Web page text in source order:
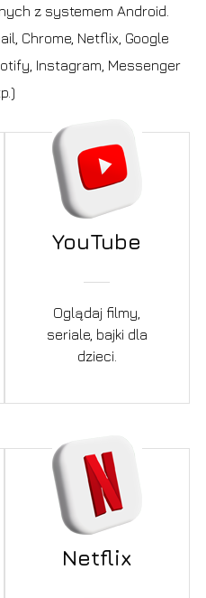
z systemem Android.
Chrome, Netflix, Google
Instagram, Messenger
YouTube
Oglądaj filmy,
seriale, bajki dla
dzieci.
Netflix